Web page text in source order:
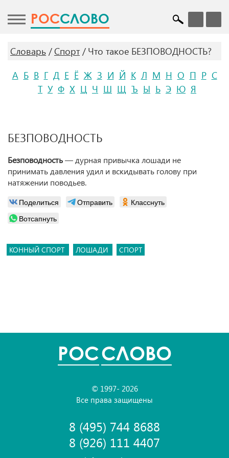
POCСЛОВО
Словарь Спорт
Что такое БЕЗПОВОДНОСТЬ?
А Б В Г Д Е Ё Ж З И Й К Л М Н О П Р С
Т У Ф Х Ц Ч Ш Щ Ъ Ы Ь Э Ю Я
БЕЗПОВОДНОСТЬ
Безповодность— дурная привычка лошади не
принимать давления удил и вскидывать голову при
натяжении поводьев.
Поделиться Отправить
Класснуть
Вотсапнуть
КОННЫЙ СПОРТ ЛОШАДИ СПОРТ
POCСЛОВО
© 1997- 2026
Все права защищены
8 (495) 744 8688
8 (926) 111 4407